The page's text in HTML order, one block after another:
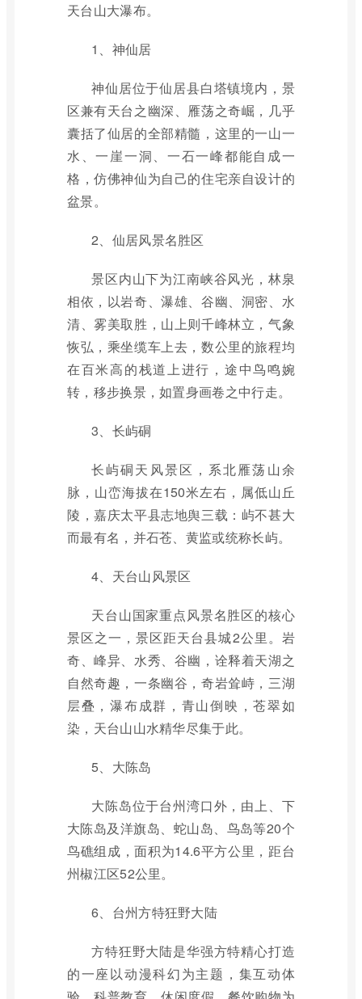
天台山大瀑布。
1、神仙居
神仙居位于仙居县白塔镇境内，景
区兼有天台之幽深、雁荡之奇崛，几乎
囊括了仙居的全部精髓，这里的一山一
水、一崖一洞、一石一峰都能自成一
格，仿佛神仙为自己的住宅亲自设计的
盆景。
2、仙居风景名胜区
景区内山下为江南峡谷风光，林泉
相依，以岩奇、瀑雄、谷幽、洞密、水
清、雾美取胜，山上则千峰林立，气象
恢弘，乘坐缆车上去，数公里的旅程均
在百米高的栈道上进行，途中鸟鸣婉
转，移步换景，如置身画卷之中行走。
3、长屿硐
长屿硐天风景区，系北雁荡山余
脉，山峦海拔在150米左右，属低山丘
陵，嘉庆太平县志地舆三载：屿不甚大
而最有名，并石苍、黄监或统称长屿。
4、天台山风景区
天台山国家重点风景名胜区的核心
景区之一，景区距天台县城2公里。岩
奇、峰异、水秀、谷幽，诠释着天湖之
自然奇趣，一条幽谷，奇岩耸峙，三湖
层叠，瀑布成群，青山倒映，苍翠如
染，天台山山水精华尽集于此。
5、大陈岛
大陈岛位于台州湾口外，由上、下
大陈岛及洋旗岛、蛇山岛、鸟岛等20个
鸟礁组成，面积为14.6平方公里，距台
州椒江区52公里。
6、台州方特狂野大陆
方特狂野大陆是华强方特精心打造
的一座以动漫科幻为主题，集互动体